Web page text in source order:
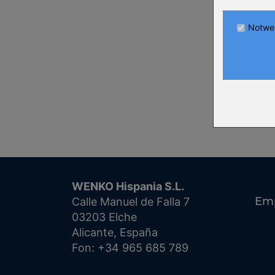
WENKO Hispania S.L.
Calle Manuel de Falla 7
03203 Elche
Alicante, España
Fon: +34 965 685 789
Name
Anbieter
Zweck
Cookie
Anbieter